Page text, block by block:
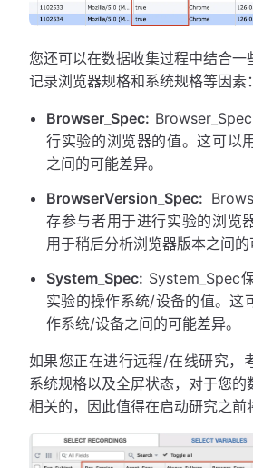
您还可以在数据收集过程中结合一
记录浏览器规格和系统规格等因素：
Browser_Spec:
行实验的浏览器的值。这可以
之间的可能差异。
BrowserVersion_Spec:
存参与者用于进行实验的浏览
用于稍后分析浏览器版本之间的
System_Spec: System_Spec
实验的操作系统/设备的值。这
作系统/设备之间的可能差异。
如果您正在进行远程/在线研究，
系统规格以及全屏状态，对于您的
相关的，因此值得在启动研究之前